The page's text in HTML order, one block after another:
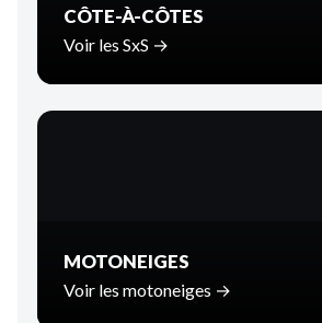
CÔTE-À-CÔTES
Voir les SxS →
MOTONEIGES
Voir les motoneiges →